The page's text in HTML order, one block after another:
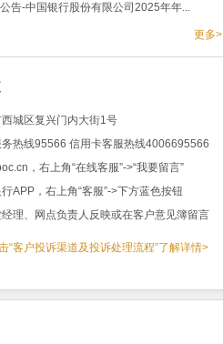
告-中国银行股份有限公司2025年年...
更多>
城区复兴门内大街1号
热线95566 信用卡客服热线4006695566
，右上角“在线客服”->“我要留言”
APP，右上角“客服”->下方蓝色按钮
理、网点负责人反映或在客户意见簿留言
“客户投诉渠道及投诉处理流程”了解详情>